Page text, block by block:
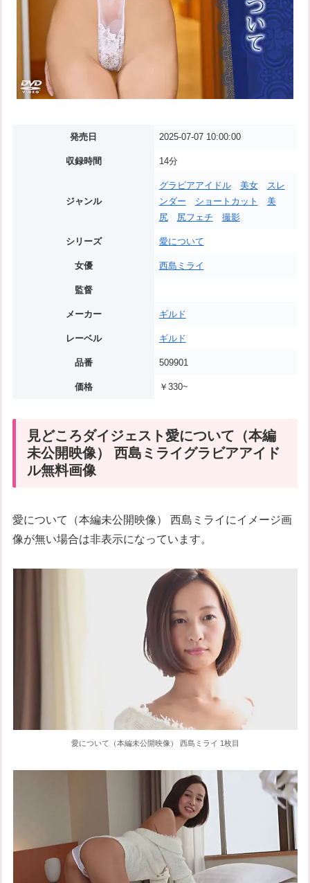
発売日 2025-07-07 10:00:00
収録時間 14分
ジャンル
グラビアアイドル 美女
スレ
ンダー
ショートカット
美
尻
尻フェチ 撮影
シリーズ 愛について
女優 西島ミライ
監督
メーカー ギルド
レーベル ギルド
品番 509901
価格 ￥330~
見どころダイジェスト愛について（本編
未公開映像） 西島ミライグラビアアイド
ル無料画像
愛について（本編未公開映像） 西島ミライにイメージ画
像が無い場合は非表示になっています。
愛について（本編未公開映像） 西島ミライ 1枚目